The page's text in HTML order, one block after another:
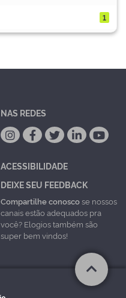
1
NAS REDES
ACESSIBILIDADE
DEIXE SEU FEEDBACK
Compartilhe conoscose nossos
canais estão adequados pra
você? Elogios também são
super bem vindos!